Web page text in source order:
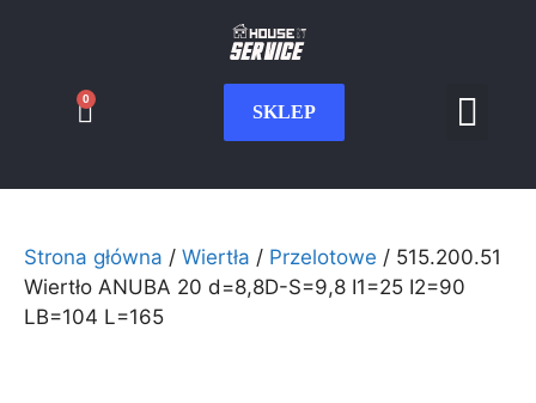
SKLEP
0
Strona główna / Wiertła / Przelotowe / 515.200.51
Wiertło ANUBA 20 d=8,8D-S=9,8 I1=25 I2=90
LB=104 L=165